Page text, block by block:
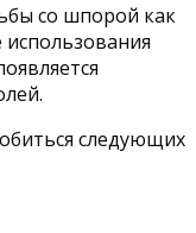
со шпорой как
следующих